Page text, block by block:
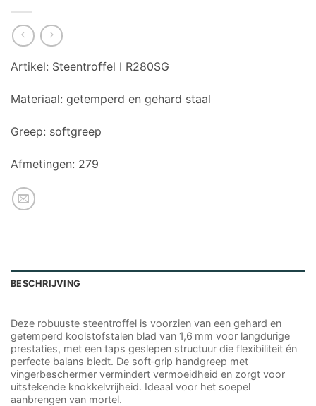
Artikel: Steentroffel I R280SG
Materiaal: getemperd en gehard staal
Greep: softgreep
Afmetingen: 279
BESCHRIJVING
Deze robuuste steentroffel is voorzien van een gehard en
getemperd koolstofstalen blad van 1,6 mm voor langdurige
prestaties, met een taps geslepen structuur die flexibiliteit én
perfecte balans biedt. De soft‑grip handgreep met
vingerbeschermer vermindert vermoeidheid en zorgt voor
uitstekende knokkelvrijheid. Ideaal voor het soepel
aanbrengen van mortel.